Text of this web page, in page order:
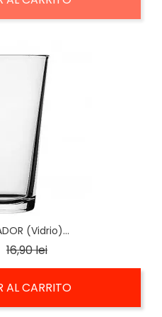
(Vidrio)...
Precio
16,90 leiPrecio
AL CARRITO